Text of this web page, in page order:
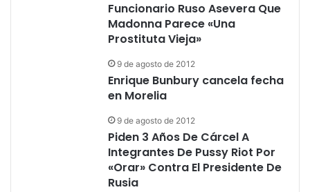
Funcionario Ruso Asevera Que
Madonna Parece «Una
Prostituta Vieja»
9 de agosto de 2012
Enrique Bunbury cancela fecha
en Morelia
9 de agosto de 2012
Piden 3 Años De Cárcel A
Integrantes De Pussy Riot Por
«Orar» Contra El Presidente De
Rusia